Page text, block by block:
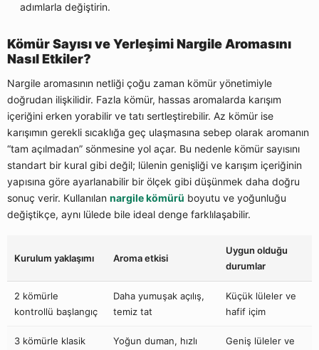
adımlarla değiştirin.
Kömür Sayısı ve Yerleşimi Nargile Aromasını
Nasıl Etkiler?
Nargile aromasının netliği çoğu zaman kömür yönetimiyle
doğrudan ilişkilidir. Fazla kömür, hassas aromalarda karışım
içeriğini erken yorabilir ve tatı sertleştirebilir. Az kömür ise
karışımın gerekli sıcaklığa geç ulaşmasına sebep olarak aromanın
“tam açılmadan” sönmesine yol açar. Bu nedenle kömür sayısını
standart bir kural gibi değil; lülenin genişliği ve karışım içeriğinin
yapısına göre ayarlanabilir bir ölçek gibi düşünmek daha doğru
sonuç verir. Kullanılan nargile kömürü boyutu ve yoğunluğu
değiştikçe, aynı lülede bile ideal denge farklılaşabilir.
Kurulum yaklaşımı Aroma etkisi
Uygun olduğu
durumlar
2 kömürle
kontrollü başlangıç
Daha yumuşak açılış,
temiz tat
Küçük lüleler ve
hafif içim
3 kömürle klasik
Yoğun duman, hızlı
Geniş lüleler ve